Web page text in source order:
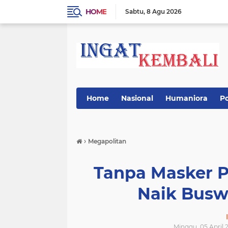
HOME Sabtu 8 Agu 2026
Home Nasional Humaniora
› Megapolitan
Tanpa Masker
Naik